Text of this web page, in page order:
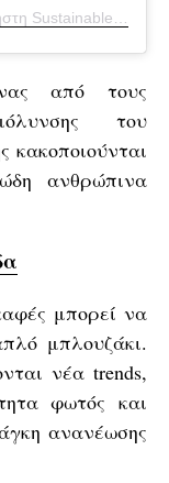
από τους
του
κακοποιούνται
ανθρώπινα
μπορεί να
μπλουζάκι.
νέα trends,
φωτός και
ανανέωσης